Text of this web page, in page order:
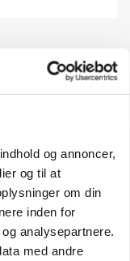
og annoncer,
og til at
om din
inden for
analysepartnere.
med andre